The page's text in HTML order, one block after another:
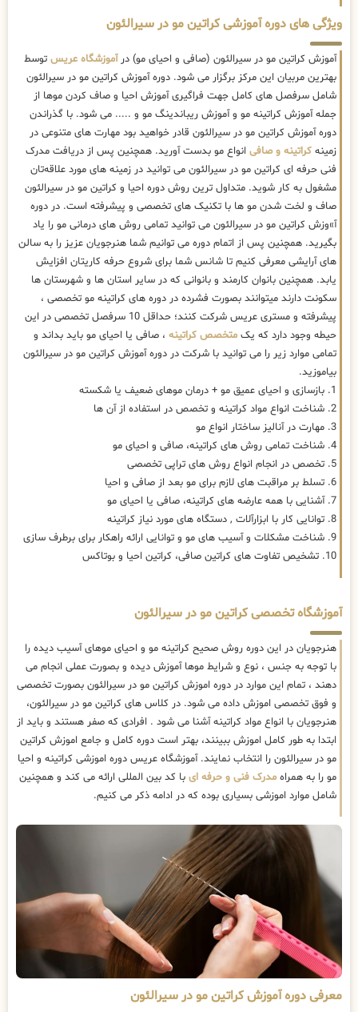
ویژگی های دوره آموزشی کراتین مو در سیرالئون
آموزش کراتین مو در سیرالئون (صافی و احیای مو) درآموزشگاه عریس توسط
بهترین مربیان این مرکز برگزار می شود. دوره آموزش کراتین مو در سیرالئون
شامل سرفصل های کامل جهت فراگیری آموزش احیا و صاف کردن موها از
جمله آموزش کراتینه مو و آموزش ریباندینگ مو و ..... می شود. با گذراندن
دوره آموزش کراتین مو در سیرالئون قادر خواهید بود مهارت های متنوعی در
زمینه کراتینه و صافی انواع مو بدست آورید. همچنین پس از دریافت مدرک
فنی حرفه ای کراتین مو در سیرالئون می توانید در زمینه های مورد علاقه‌تان
مشغول به کار شوید. متداول ترین روش دوره احیا و کراتین مو در سیرالئون
صاف و لخت شدن مو ها با تکنیک های تخصصی و پیشرفته است. در دوره
آ»وزش کراتین مو در سیرالئون می توانید تمامی روش های درمانی مو را یاد
بگیرید. همچنین پس از اتمام دوره می توانیم شما هنرجویان عزیز را به سالن
های آرایشی معرفی کنیم تا شانس شما برای شروع حرفه کاریتان افزایش
یابد. همچنین بانوان کارمند و بانوانی که در سایر استان ها و شهرستان ها
سکونت دارند میتوانند بصورت فشرده در دوره های کراتینه مو تخصصی ،
پیشرفته و مستری عریس شرکت کنند؛ حداقل 10 سرفصل تخصصی در این
حیطه وجود دارد که یک متخصص کراتینه ، صافی یا احیای مو باید بداند و
تمامی موارد زیر را می توانید با شرکت در دوره آموزش کراتین مو در سیرالئون
بیاموزید.
1. بازسازی و احیای عمیق مو + درمان موهای ضعیف یا شکسته
2. شناخت انواع مواد کراتینه و تخصص در استفاده از آن ها
3. مهارت در آنالیز ساختار انواع مو
4. شناخت تمامی روش های کراتینه، صافی و احیای مو
5. تخصص در انجام انواع روش های تراپی تخصصی
6. تسلط بر مراقبت های لازم برای مو بعد از صافی و احیا
7. آشنایی با همه عارضه های کراتینه، صافی یا احیای مو
8. توانایی کار با ابزارآلات , دستگاه های مورد نیاز کراتینه
9. شناخت مشکلات و آسیب های مو و توانایی ارائه راهکار برای برطرف سازی
10. تشخیص تفاوت های کراتین صافی، کراتین احیا و بوتاکس
آموزشگاه تخصصی کراتین مو در سیرالئون
هنرجویان در این دوره روش صحیح کراتینه مو و احیای موهای آسیب دیده را
با توجه به جنس ، نوع و شرایط موها آموزش دیده و بصورت عملی انجام می
دهند ، تمام این موارد در دوره اموزش کراتین مو در سیرالئون بصورت تخصصی
و فوق تخصصی اموزش داده می شود. در کلاس های کراتین مو در سیرالئون،
هنرجویان با انواع مواد کراتینه آشنا می شود . افرادی که صفر هستند و باید از
ابتدا به طور کامل اموزش ببینند، بهتر است دوره کامل و جامع اموزش کراتین
مو در سیرالئون را انتخاب نمایند. آموزشگاه عریس دوره اموزشی کراتینه و احیا
مو را به همراه مدرک فنی و حرفه ای با کد بین المللی ارائه می کند و همچنین
شامل موارد اموزشی بسیاری بوده که در ادامه ذکر می کنیم.
معرفی دوره آموزش کراتین مو در سیرالئون